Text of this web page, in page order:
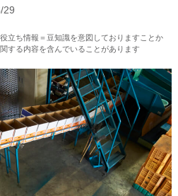
29
立ち情報＝豆知識を意図しておりますことか
する内容を含んでいることがあります